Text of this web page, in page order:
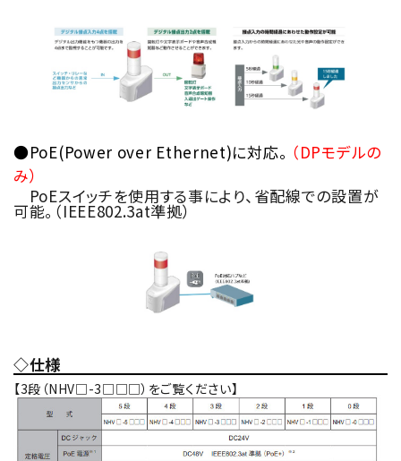
●PoE(Power over Ethernet)に対応。 （DPモデルの
み）
PoEスイッチを使用する事により、省配線での設置が
可能。（IEEE802.3at準拠）
◇仕様
【3段（NHV□-3□□□）をご覧ください】